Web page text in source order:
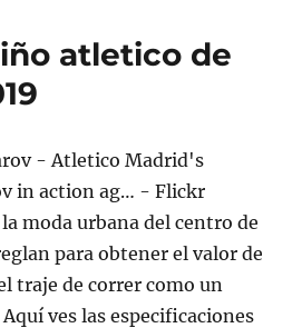
atletico de
moda urbana del centro de
para obtener el valor de
traje de correr como un
ves las especificaciones